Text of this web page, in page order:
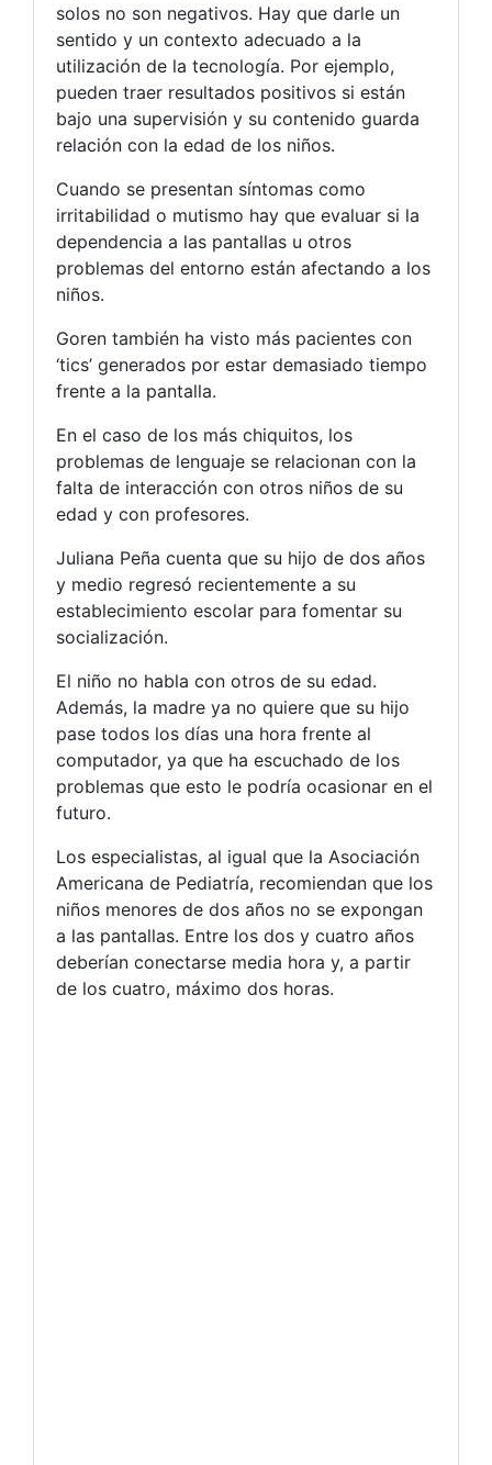
solos no son negativos. Hay que darle un
sentido y un contexto adecuado a la
utilización de la tecnología. Por ejemplo,
pueden traer resultados positivos si están
bajo una supervisión y su contenido guarda
relación con la edad de los niños.
Cuando se presentan síntomas como
irritabilidad o mutismo hay que evaluar si la
dependencia a las pantallas u otros
problemas del entorno están afectando a los
niños.
Goren también ha visto más pacientes con
‘tics’ generados por estar demasiado tiempo
frente a la pantalla.
En el caso de los más chiquitos, los
problemas de lenguaje se relacionan con la
falta de interacción con otros niños de su
edad y con profesores.
Juliana Peña cuenta que su hijo de dos años
y medio regresó recientemente a su
establecimiento escolar para fomentar su
socialización.
El niño no habla con otros de su edad.
Además, la madre ya no quiere que su hijo
pase todos los días una hora frente al
computador, ya que ha escuchado de los
problemas que esto le podría ocasionar en el
futuro.
Los especialistas, al igual que la Asociación
Americana de Pediatría, recomiendan que los
niños menores de dos años no se expongan
a las pantallas. Entre los dos y cuatro años
deberían conectarse media hora y, a partir
de los cuatro, máximo dos horas.